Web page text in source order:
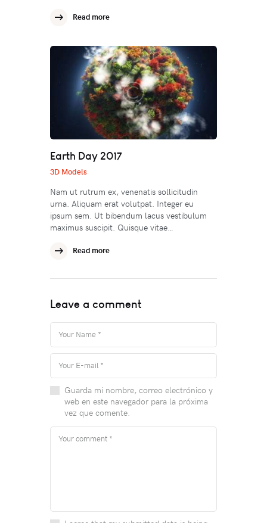
Read more
Earth Day 2017
3D Models
Nam ut rutrum ex, venenatis sollicitudin
urna. Aliquam erat volutpat. Integer eu
ipsum sem. Ut bibendum lacus vestibulum
maximus suscipit. Quisque vitae…
Read more
Leave a comment
Guarda mi nombre, correo electrónico y
web en este navegador para la próxima
vez que comente.